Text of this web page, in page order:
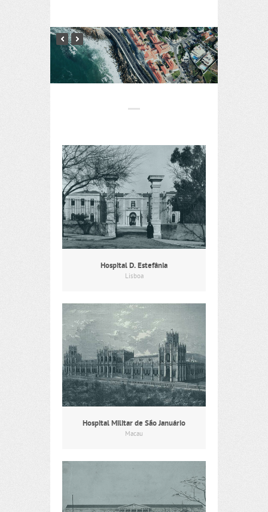
Hospital D. Estefânia
Lisboa
Hospital Militar de São Januário
Macau